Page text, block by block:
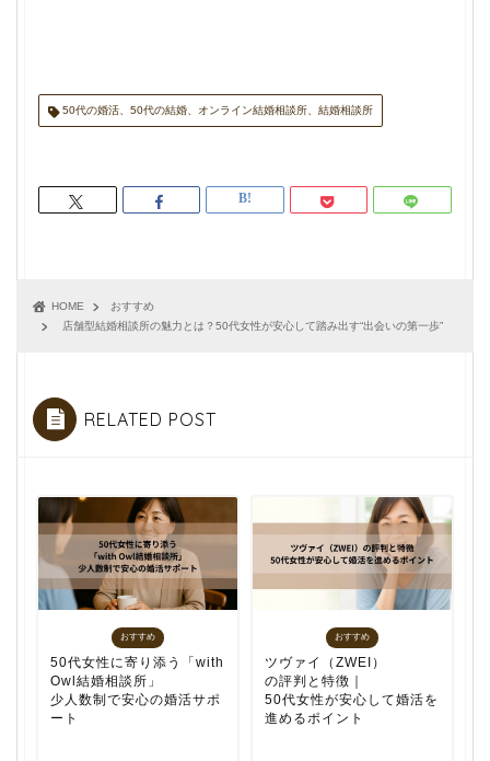
50代の婚活、50代の結婚、オンライン結婚相談所、結婚相談所
HOME
おすすめ
店舗型結婚相談所の魅力とは？50代女性が安心して踏み出す“出会いの第一歩”
RELATED POST
おすすめ
50代女性に寄り添う「with
Owl結婚相談所」
少人数制で安心の婚活サポ
ート
おすすめ
ツヴァイ（ZWEI）
の評判と特徴｜
50代女性が安心して婚活を
進めるポイント